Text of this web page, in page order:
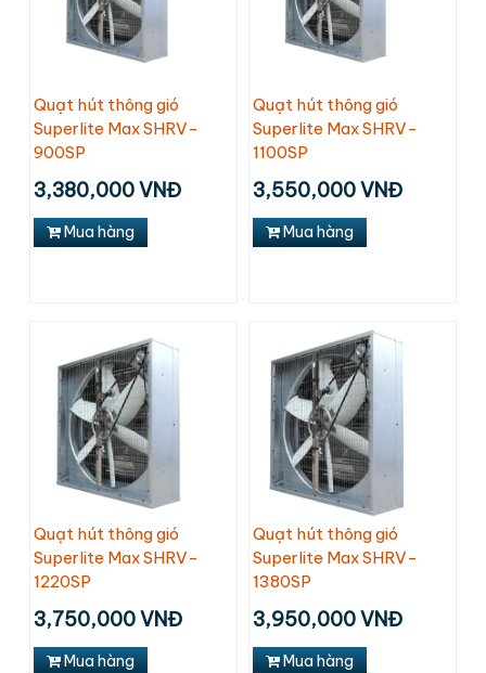
Quạt hút thông gió
Superlite Max SHRV-
900SP
3,380,000 VNĐ
Mua hàng
Quạt hút thông gió
Superlite Max SHRV-
1100SP
3,550,000 VNĐ
Mua hàng
Quạt hút thông gió
Superlite Max SHRV-
1220SP
3,750,000 VNĐ
Mua hàng
Quạt hút thông gió
Superlite Max SHRV-
1380SP
3,950,000 VNĐ
Mua hàng